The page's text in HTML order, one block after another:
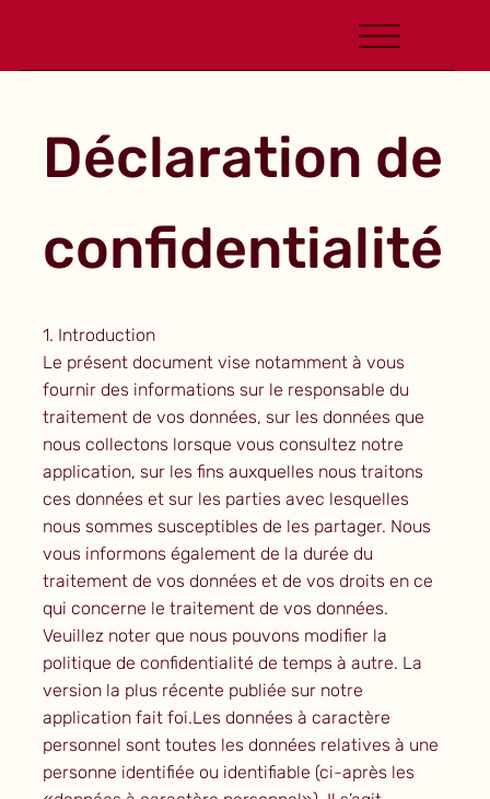
Déclaration de
confidentialité
1. Introduction
Le présent document vise notamment à vous
fournir des informations sur le responsable du
traitement de vos données, sur les données que
nous collectons lorsque vous consultez notre
application, sur les fins auxquelles nous traitons
ces données et sur les parties avec lesquelles
nous sommes susceptibles de les partager. Nous
vous informons également de la durée du
traitement de vos données et de vos droits en ce
qui concerne le traitement de vos données.
Veuillez noter que nous pouvons modifier la
politique de confidentialité de temps à autre. La
version la plus récente publiée sur notre
application fait foi.Les données à caractère
personnel sont toutes les données relatives à une
personne identifiée ou identifiable (ci-après les